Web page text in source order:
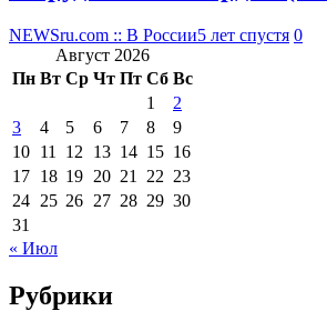
NEWSru.com :: В России5 лет спустя 0
Август 2026
Пн Вт Ср Чт Пт Сб Вс
1
2
3
4 5 6 7 8
9
10 11 12 13 14 15 16
17 18 19 20 21 22 23
24 25 26 27 28 29 30
31
« Июл
Рубрики